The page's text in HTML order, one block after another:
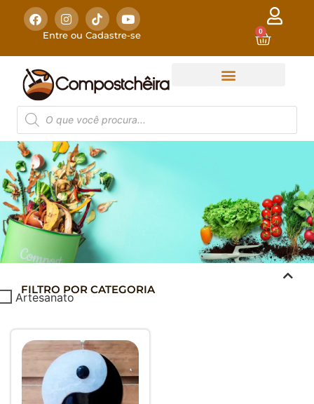
Entre ou Cadastre-se 0
COMPOSTAGEM
seu Jardim - Cuide do Planeta
FILTRO POR CATEGORIA
Artesanato